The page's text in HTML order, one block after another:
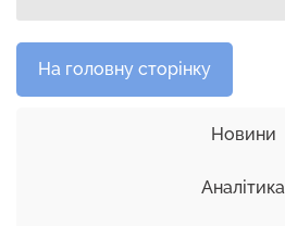
На головну сторінку
Новини
Аналітика